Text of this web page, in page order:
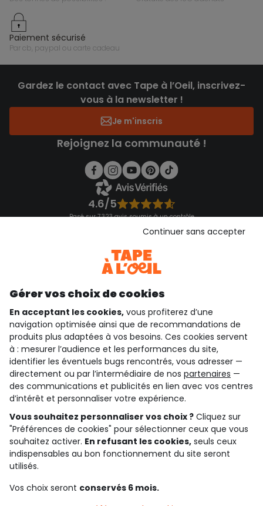
paiement sécurisé
par cb, paypal ou carte cadeau
Gardez le contact avec Tape à l’Oeil, inscrivez-
vous à la newsletter !
Je m'inscris
Rejoignez la communauté !
4.6/5
Basé sur 7 323 avis soumis à un contrôle
Consulter les CGU
qui sommes-nous ?
besoin d'aide ?
le club fidélité
notre catalogue
Conditions générales de ventes et d'utilisation
Conditions d’utilisation des réseaux sociaux
Politique de confidentialité
Cookies et données personnelles
Gérer vos choix de cookies
En acceptant les cookies, vous profiterez d’une
navigation optimisée ainsi que de recommandations de
produits plus adaptées à vos besoins. Ces cookies servent
à : mesurer l’audience et les performances du site,
identifier les éventuels bugs rencontrés, vous adresser —
directement ou par l’intermédiaire de nos partenaires —
des communications et publicités en lien avec vos centres
d’intérêt et personnaliser votre expérience.
Vous souhaitez personnaliser vos choix ? Cliquez sur
"Préférences de cookies" pour sélectionner ceux que vous
souhaitez activer. En refusant les cookies, seuls ceux
indispensables au bon fonctionnement du site seront
utilisés.
Vos choix seront conservés 6 mois.
Continuer sans accepter